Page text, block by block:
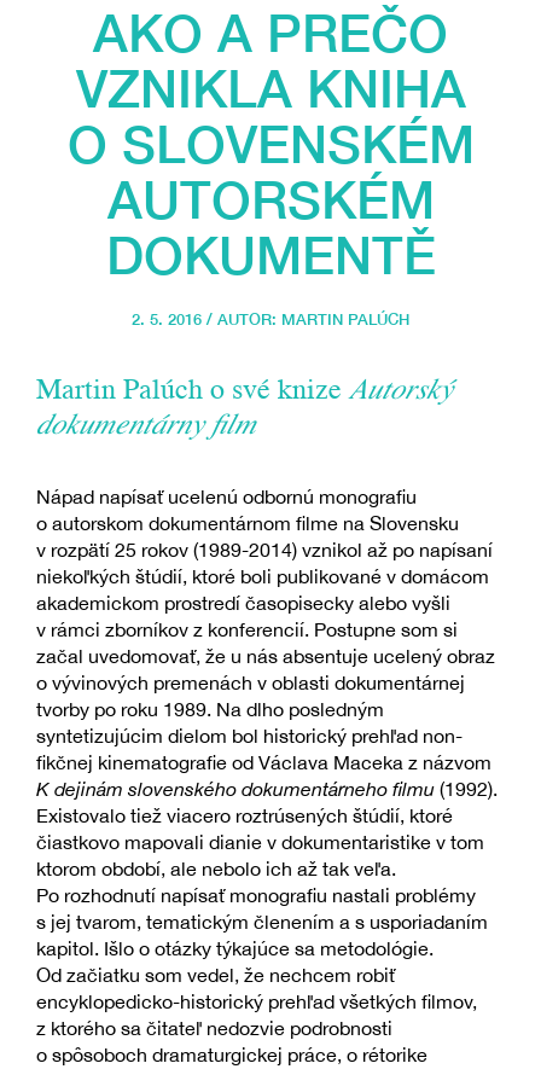
AKO A PREČO
VZNIKLA KNIHA
O SLOVENSKÉM
AUTORSKÉM
DOKUMENTĚ
2. 5. 2016 / AUTOR: MARTIN PALÚCH
Martin Palúch o své knizeAutorský
dokumentárny film
Nápad napísať ucelenú odbornú monografiu
o autorskom dokumentárnom filme na Slovensku
v rozpätí 25 rokov (1989-2014) vznikol až po napísaní
niekoľkých štúdií, ktoré boli publikované v domácom
akademickom prostredí časopisecky alebo vyšli
v rámci zborníkov z konferencií. Postupne som si
začal uvedomovať, že u nás absentuje ucelený obraz
o vývinových premenách v oblasti dokumentárnej
tvorby po roku 1989. Na dlho posledným
syntetizujúcim dielom bol historický prehľad non-
fikčnej kinematografie od Václava Maceka z názvom
K dejinám slovenského dokumentárneho filmu (1992).
Existovalo tiež viacero roztrúsených štúdií, ktoré
čiastkovo mapovali dianie v dokumentaristike v tom
ktorom období, ale nebolo ich až tak veľa.
Po rozhodnutí napísať monografiu nastali problémy
s jej tvarom, tematickým členením a s usporiadaním
kapitol. Išlo o otázky týkajúce sa metodológie.
Od začiatku som vedel, že nechcem robiť
encyklopedicko-historický prehľad všetkých filmov,
z ktorého sa čitateľ nedozvie podrobnosti
o spôsoboch dramaturgickej práce, o rétorike